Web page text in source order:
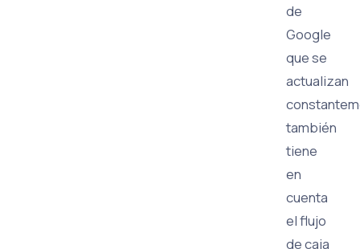
de
Google
que se
actualizan
también
tiene
en
cuenta
el flujo
de caja